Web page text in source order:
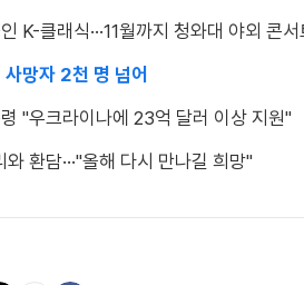
K-클래식···11월까지 청와대 야외 콘서
망자 2천 명 넘어
"우크라이나에 23억 달러 이상 지원"
환담···"올해 다시 만나길 희망"